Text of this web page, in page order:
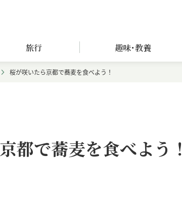
旅行 趣味･教養
桜が咲いたら京都で蕎麦を食べよう！
都で蕎麦を食べよう！